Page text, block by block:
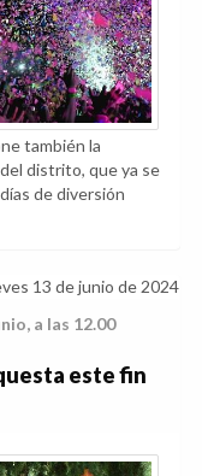
también la
distrito, que ya se
de diversión
13 de junio de 2024
a las 12.00
este fin